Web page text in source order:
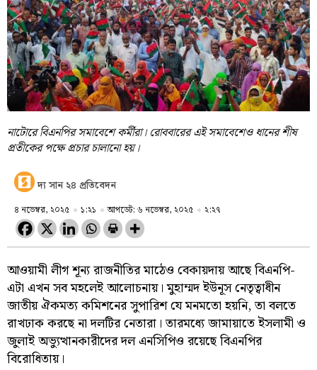
নাটোরে বিএনপির সমাবেশে কর্মীরা। রোববারের এই সমাবেশেও ধানের শীষ
প্রতীকের পক্ষে প্রচার চালানো হয়।
দ্য সান ২৪ প্রতিবেদন
৪ নভেম্বর, ২০২৫ ১:২১ আপডেট: ৬ নভেম্বর, ২০২৫ ২:২৭
আওয়ামী লীগ শূন্য রাজনীতির মাঠেও বেকায়দায় আছে বিএনপি-
এটা এখন সব মহলেই আলোচনায়। মুহাম্মদ ইউনূস নেতৃত্বাধীন
জাতীয় ঐকমত্য কমিশনের সুপারিশ যে মনমতো হয়নি, তা বলতে
রাখঢাক করছে না দলটির নেতারা। তারমধ্যে জামায়াতে ইসলামী ও
জুলাই অভ্যুত্থানকারীদের দল এনসিপিও রয়েছে বিএনপির
বিরোধিতায়।